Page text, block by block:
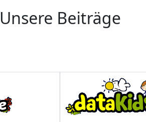
Unsere Beiträge